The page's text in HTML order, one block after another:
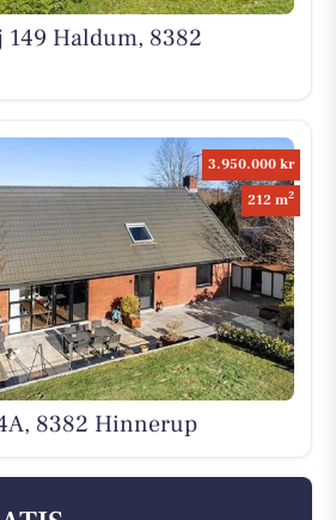
149 Haldum, 8382
3.950.000 kr
212 m2
8382 Hinnerup